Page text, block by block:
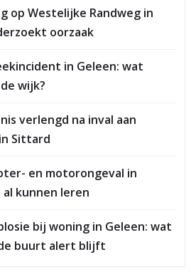
op Westelijke Randweg in
oorzaak
in Geleen: wat
wijk?
verlengd na inval aan
Sittard
en motorongeval in
kunnen leren
bij woning in Geleen: wat
buurt alert blijft